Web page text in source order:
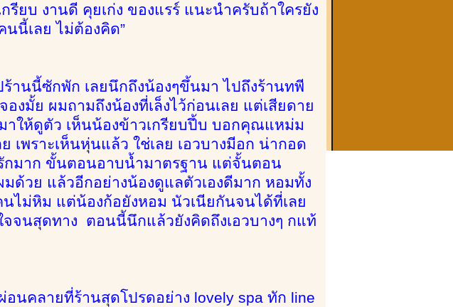
ยบ งานดี คุยเก่ง ของแรร์ แนะนำครับถ้าใครยัง
นี้เลย ไม่ต้องคิด”
านนี้ซักพัก เลยนึกถึงน้องๆขึ้นมา ไปถึงร้านทพี
งมั้ย ผมถามถึงน้องที่เล็งไว้ก่อนเลย แต่เสียดาย
าให้ดูตัว เห็นน้องข้าวเกรียบปึ้บ บอกคุณแหม่ม
เพราะเห็นหุ่นแล้ว ใช่เลย เอวบางมีอก น่ากอด
กมาก ขั้นตอนอาบน้ำมาตรฐาน แต่จั้นตอน
ด้วย แล้วอีกอย่างน้องดูแลตัวเองดีมาก หอมทั้ง
ไม่หิม แต่น้องก้อยังหอม นัวเนียกันจนได้ที่เลย
จนสุดทาง ตอนนี้นึกแล้วยังคิดถึงเอวบางๆ กแท้
นคลายที่ร้านสุดโปรดอย่าง lovely spa ทัก line